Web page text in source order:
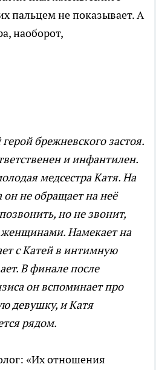
пальцем не показывает. А
наоборот,
брежневского застоя.
и инфантилен.
медсестра Катя. На
не обращает на неё
но не звонит,
женщинами. Намекает на
с Катей в интимную
В финале после
он вспоминает про
девушку, и Катя
рядом.
«Их отношения